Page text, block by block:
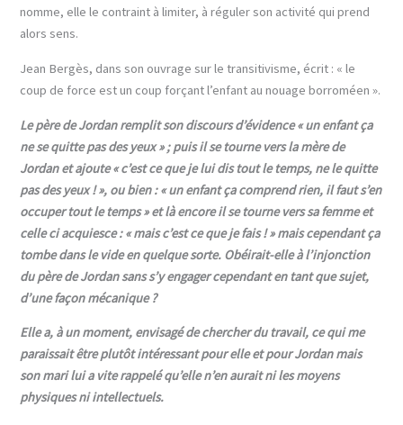
nomme, elle le contraint à limiter, à réguler son activité qui prend
alors sens.
Jean Bergès, dans son ouvrage sur le transitivisme, écrit : « le
coup de force est un coup forçant l’enfant au nouage borroméen ».
Le père deJordan remplit son discours d’évidence« un enfant ça
ne se quitte pas des yeux » ; puis il se tourne vers la mère de
Jordan et ajoute « c’est ce que je lui dis tout le temps, ne le quitte
pas des yeux ! », ou bien : « un enfant ça comprend rien, il faut s’en
occuper tout le temps » et là encore il se tourne vers sa femme et
celle ciacquiesce :« mais c’est ce que je fais ! » mais cependant ça
tombe dans levide en quelque sorte. Obéirait-elle à l’injonction
du père de Jordan sans s’y engager cependant en tant que sujet,
d’une façon mécanique ?
Elle a, à un moment, envisagé de chercher du travail, ce qui me
paraissait être plutôt intéressant pour elle et pour Jordan mais
son mari lui a vite rappelé qu’elle n’en aurait ni les moyens
physiques ni intellectuels.